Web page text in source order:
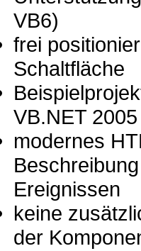
VB6)
frei
Schaltfläche
VB.NET 2005
modernes
Ereignissen
keine
der